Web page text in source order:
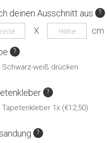
deinen Ausschnitt aus
Schwarz-weiß drücken
Tapetenkleber 1x (€12,50)